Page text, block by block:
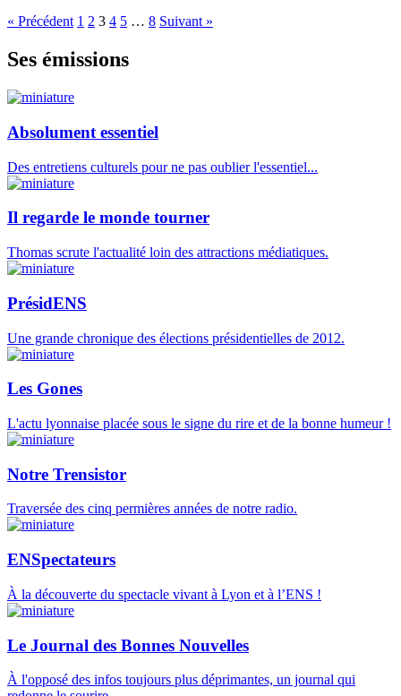
« Précédent 1 2 3 4 5 … 8 Suivant »
Ses émissions
Absolument essentiel
Des entretiens culturels pour ne pas oublier l'essentiel...
Il regarde le monde tourner
Thomas scrute l'actualité loin des attractions médiatiques.
PrésidENS
Une grande chronique des élections présidentielles de 2012.
Les Gones
L'actu lyonnaise placée sous le signe du rire et de la bonne humeur !
Notre Trensistor
Traversée des cinq permières années de notre radio.
ENSpectateurs
À la découverte du spectacle vivant à Lyon et à l’ENS !
Le Journal des Bonnes Nouvelles
À l'opposé des infos toujours plus déprimantes, un journal qui